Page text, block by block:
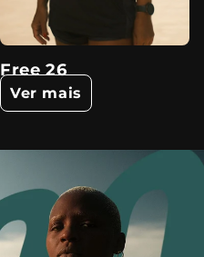
Free 26
Ver mais